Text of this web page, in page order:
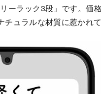
ーラック3段」です。価
ュラルな材質に惹かれて